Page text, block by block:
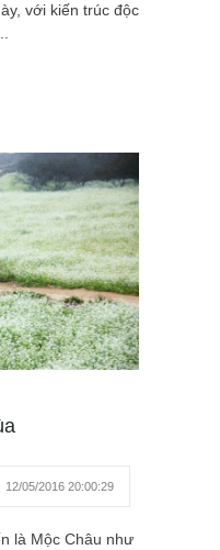
với kiến trúc độc
12/05/2016 20:00:29
là Mộc Châu như